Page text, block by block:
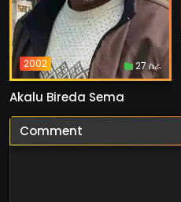
2002 27 ስራ
Akalu Bireda Sema
Comment